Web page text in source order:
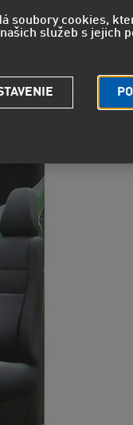
soubory cookies,
služeb s jejich